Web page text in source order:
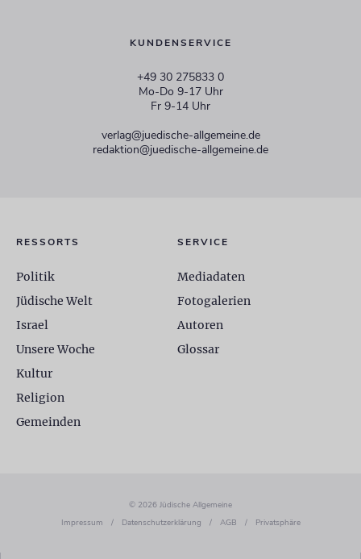
KUNDENSERVICE
+49 30 275833 0
Mo-Do 9-17 Uhr
Fr 9-14 Uhr
verlag@juedische-allgemeine.de
redaktion@juedische-allgemeine.de
RESSORTS
Politik
Jüdische Welt
Israel
Unsere Woche
Kultur
Religion
Gemeinden
SERVICE
Mediadaten
Fotogalerien
Autoren
Glossar
© 2026 Jüdische Allgemeine
Impressum
/ Datenschutzerklärung / AGB / Privatsphäre